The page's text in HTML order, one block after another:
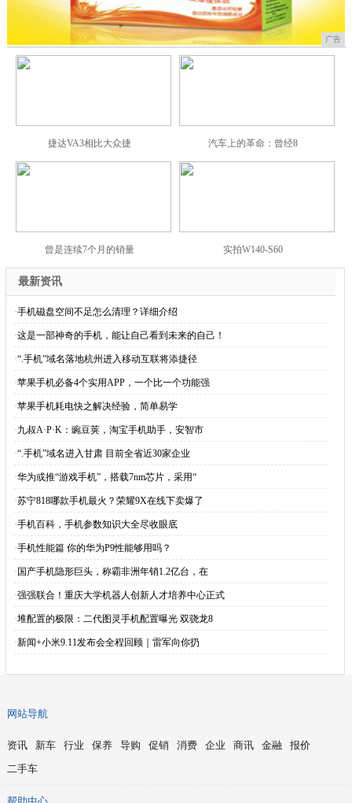
广告
捷达VA3相比大众捷 汽车上的革命：曾经8
曾是连续7个月的销量 实拍W140-S60
最新资讯
·手机磁盘空间不足怎么清理？详细介绍
·这是一部神奇的手机，能让自己看到未来的自己！
·“.手机”域名落地杭州进入移动互联将添捷径
·苹果手机必备4个实用APP，一个比一个功能强
·苹果手机耗电快之解决经验，简单易学
·九叔A·P·K：豌豆荚，淘宝手机助手，安智市
·“.手机”域名进入甘肃 目前全省近30家企业
·华为或推“游戏手机”，搭载7nm芯片，采用“
·苏宁818哪款手机最火？荣耀9X在线下卖爆了
·手机百科，手机参数知识大全尽收眼底
·手机性能篇 你的华为P9性能够用吗？
· 国产手机隐形巨头，称霸非洲年销1.2亿台，在
·强强联合！重庆大学机器人创新人才培养中心正式
·堆配置的极限：二代图灵手机配置曝光 双骁龙8
·新闻+小米9.11发布会全程回顾｜雷军向你扔
网站导航
资讯 新车 行业 保养 导购 促销 消费 企业 商讯 金融
报价
二手车